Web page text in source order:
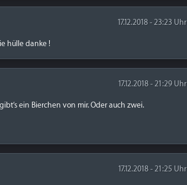
17.12.2018 - 23:23 Uhr
hülle danke !
17.12.2018 - 21:29 Uhr
ein Bierchen von mir. Oder auch zwei.
17.12.2018 - 21:25 Uhr